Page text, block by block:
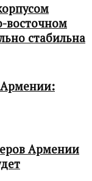
восточном
стабильна
Армении